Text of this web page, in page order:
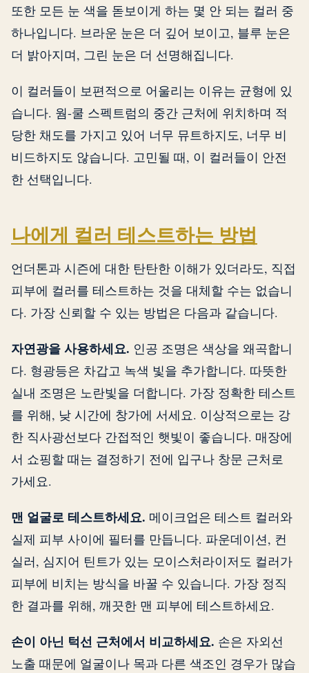
또한 모든 눈 색을 돋보이게 하는 몇 안 되는 컬러 중
하나입니다. 브라운 눈은 더 깊어 보이고, 블루 눈은
더 밝아지며, 그린 눈은 더 선명해집니다.
이 컬러들이 보편적으로 어울리는 이유는 균형에 있
습니다. 웜-쿨 스펙트럼의 중간 근처에 위치하며 적
당한 채도를 가지고 있어 너무 뮤트하지도, 너무 비
비드하지도 않습니다. 고민될 때, 이 컬러들이 안전
한 선택입니다.
나에게 컬러 테스트하는 방법
언더톤과 시즌에 대한 탄탄한 이해가 있더라도, 직접
피부에 컬러를 테스트하는 것을 대체할 수는 없습니
다. 가장 신뢰할 수 있는 방법은 다음과 같습니다.
자연광을 사용하세요. 인공 조명은 색상을 왜곡합니
다. 형광등은 차갑고 녹색 빛을 추가합니다. 따뜻한
실내 조명은 노란빛을 더합니다. 가장 정확한 테스트
를 위해, 낮 시간에 창가에 서세요. 이상적으로는 강
한 직사광선보다 간접적인 햇빛이 좋습니다. 매장에
서 쇼핑할 때는 결정하기 전에 입구나 창문 근처로
가세요.
맨 얼굴로 테스트하세요. 메이크업은 테스트 컬러와
실제 피부 사이에 필터를 만듭니다. 파운데이션, 컨
실러, 심지어 틴트가 있는 모이스처라이저도 컬러가
피부에 비치는 방식을 바꿀 수 있습니다. 가장 정직
한 결과를 위해, 깨끗한 맨 피부에 테스트하세요.
손이 아닌 턱선 근처에서 비교하세요. 손은 자외선
노출 때문에 얼굴이나 목과 다른 색조인 경우가 많습